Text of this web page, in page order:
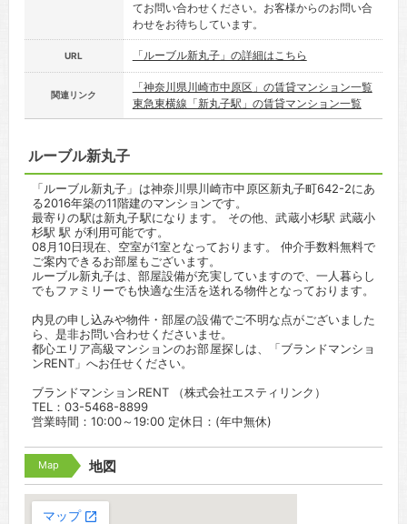
てお問い合わせください。お客様からのお問い合
わせをお待ちしています。
URL 「ルーブル新丸子」の詳細はこちら
関連リンク
「神奈川県川崎市中原区」の賃貸マンション一覧
東急東横線「新丸子駅」の賃貸マンション一覧
ルーブル新丸子
「ルーブル新丸子」は神奈川県川崎市中原区新丸子町642-2にあ
る2016年築の11階建のマンションです。
最寄りの駅は新丸子駅になります。 その他、武蔵小杉駅 武蔵小
杉駅 駅 が利用可能です。
08月10日現在、空室が1室となっております。 仲介手数料無料で
ご案内できるお部屋もございます。
ルーブル新丸子は、部屋設備が充実していますので、一人暮らし
でもファミリーでも快適な生活を送れる物件となっております。
内見の申し込みや物件・部屋の設備でご不明な点がございました
ら、是非お問い合わせくださいませ。
都心エリア高級マンションのお部屋探しは、「ブランドマンショ
ンRENT」へお任せください。
ブランドマンションRENT （株式会社エスティリンク）
TEL：03-5468-8899
営業時間：10:00～19:00 定休日：(年中無休)
Map 地図